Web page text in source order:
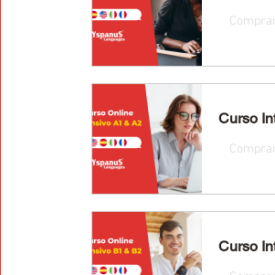
Curso
Curso